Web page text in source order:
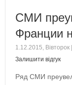
СМИ
Франции
1.12.2015, Вівторок
Залишити відгук
Ряд СМИ